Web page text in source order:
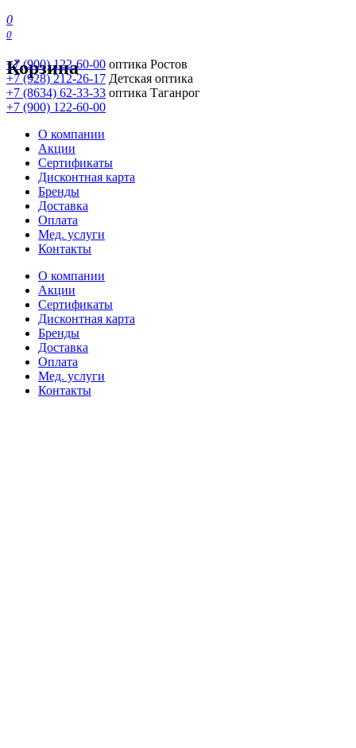
0
0
Корзина
+7 (900) 122-60-00 оптика Ростов
+7 (928) 212-26-17 Детская оптика
+7 (8634) 62-33-33 оптика Таганрог
+7 (900) 122-60-00
О компании
Акции
Сертификаты
Дисконтная карта
Бренды
Доставка
Оплата
Мед. услуги
Контакты
О компании
Акции
Сертификаты
Дисконтная карта
Бренды
Доставка
Оплата
Мед. услуги
Контакты